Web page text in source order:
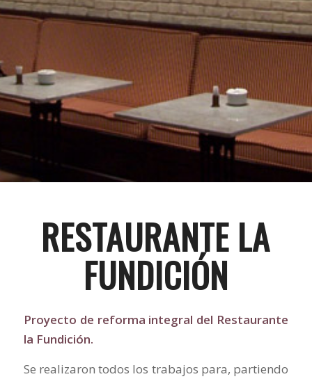
RESTAURANTE LA
FUNDICIÓN
Proyecto de reforma integral del Restaurante
la Fundición.
Se realizaron todos los trabajos para, partiendo